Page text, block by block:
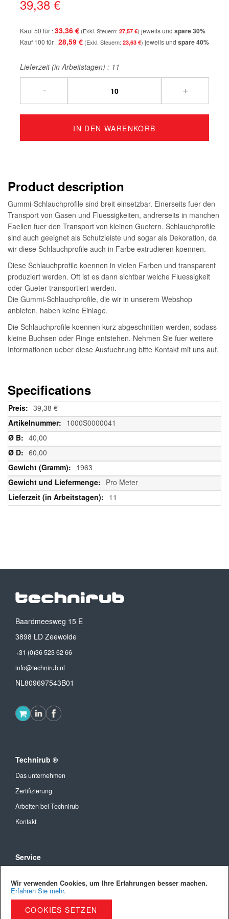
Wir verwenden Cookies, um Ihre Erfahrungen besser machen.
Erfahren Sie mehr.
COOKIES SETZEN
39,38 €
Kauf 50 für 33,36 € 27,57 € jeweils und spare30%
Kauf 100 für 28,59 € 23,63 € jeweils und spare40%
Lieferzeit (in Arbeitstagen) : 11
- +
IN DEN WARENKORB
Product description
Gummi-Schlauchprofile sind breit einsetzbar. Einerseits fuer den
Transport von Gasen und Fluessigkeiten, andrerseits in manchen
Faellen fuer den Transport von kleinen Guetern. Schlauchprofile
sind auch geeignet als Schutzleiste und sogar als Dekoration, da
wir diese Schlauchprofile auch in Farbe extrudieren koennen.
Diese Schlauchprofile koennen in vielen Farben und transparent
produziert werden. Oft ist es dann sichtbar welche Fluessigkeit
oder Gueter transportiert werden.
Die Gummi-Schlauchprofile, die wir in unserem Webshop
anbieten, haben keine Einlage.
Die Schlauchprofile koennen kurz abgeschnitten werden, sodass
kleine Buchsen oder Ringe entstehen. Nehmen Sie fuer weitere
Informationen ueber diese Ausfuehrung bitte Kontakt mit uns auf.
Specifications
Weitere
Informationen
39,38 €
1000S0000041
40,00
60,00
1963
Pro Meter
11
Baardmeesweg 15 E
3898 LD Zeewolde
+31 (0)36 523 62 66
info@technirub.nl
NL809697543B01
Technirub ®
Das unternehmen
Zertifizierung
Arbeiten bei Technirub
Kontakt
Service
Versandkosten und Lieferung